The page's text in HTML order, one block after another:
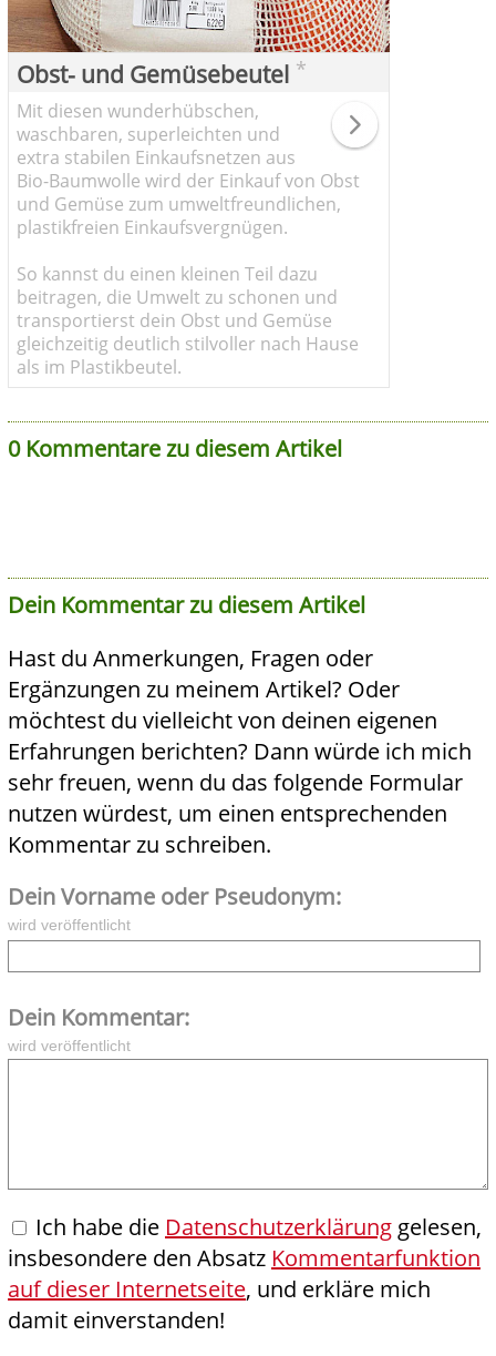
Obst- und Gemüsebeutel *
Mit diesen wunderhübschen,
waschbaren, superleichten und
extra stabilen Einkaufsnetzen aus
Bio-Baumwolle wird der Einkauf von Obst
und Gemüse zum umweltfreundlichen,
plastikfreien Einkaufsvergnügen.
So kannst du einen kleinen Teil dazu
beitragen, die Umwelt zu schonen und
transportierst dein Obst und Gemüse
gleichzeitig deutlich stilvoller nach Hause
als im Plastikbeutel.
0 Kommentare zu diesem Artikel
Dein Kommentar zu diesem Artikel
Hast du Anmerkungen, Fragen oder
Ergänzungen zu meinem Artikel? Oder
möchtest du vielleicht von deinen eigenen
Erfahrungen berichten? Dann würde ich mich
sehr freuen, wenn du das folgende Formular
nutzen würdest, um einen entsprechenden
Kommentar zu schreiben.
Dein Vorname oder Pseudonym:
wird veröffentlicht
Dein Kommentar:
wird veröffentlicht
Ich habe die Datenschutzerklärung gelesen,
insbesondere den Absatz Kommentarfunktion
auf dieser Internetseite, und erkläre mich
damit einverstanden!